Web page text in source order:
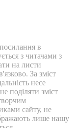
в
з читачами з
на листи
За зміст
несе
поділяти зміст
сайту, не
лише нашу